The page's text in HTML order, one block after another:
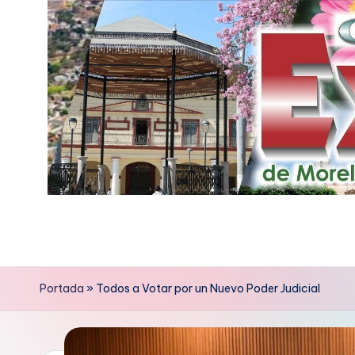
contenido
p
r
e
Portada » Todos a Votar por un Nuevo Poder Judicial